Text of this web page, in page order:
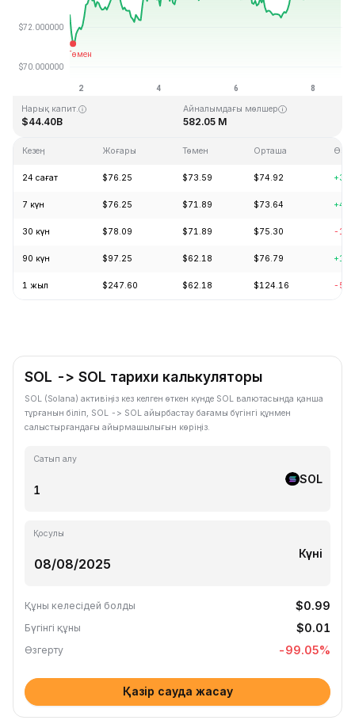
Соңғы жаңарту: 2026-08-08, 16:26 GMT+0
Тарихи максимум
$0.500801
Нарық капит.
$44.40B
Айналымдағы мөлшер
582.05 M
Кезең Жоғары Төмен Орташа
24 сағат $76.25 $73.59 $74.92
7 күн $76.25 $71.89 $73.64
30 күн $78.09 $71.89 $75.30 -
90 күн $97.25 $62.18 $76.79
1 жыл $247.60 $62.18 $124.16 -
SOL -> SOL тарихи калькуляторы
SOL (Solana) активіңіз кез келген өткен күнде SOL валютасында қанша
тұрғанын біліп, SOL -> SOL айырбастау бағамы бүгінгі құнмен
салыстырғандағы айырмашылығын көріңіз.
Сатып алу
SOL
Қосулы
Күні
Құны келесідей болды $0.99
Бүгінгі құны $0.01
Өзгерту -99.05%
Қазір сауда жасау